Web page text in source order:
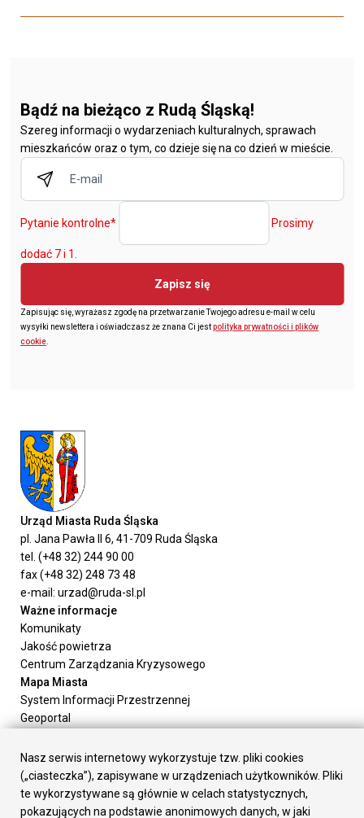
Bądź na bieżąco z Rudą Śląską!
Szereg informacji o wydarzeniach kulturalnych, sprawach
mieszkańców oraz o tym, co dzieje się na co dzień w mieście.
Pytanie kontrolne* Prosimy
dodać 7 i 1.
Zapisz się
Zapisując się, wyrażasz zgodę na przetwarzanie Twojego adresu e-mail w celu
wysyłki newslettera i oświadczasz że znana Ci jestpolityka prywatności i plików
cookie
Urząd Miasta Ruda Śląska
pl. Jana Pawła II 6, 41-709 Ruda Śląska
tel. (+48 32) 244 90 00
fax (+48 32) 248 73 48
e-mail: urzad@ruda-sl.pl
Ważne informacje
Komunikaty
Jakość powietrza
Centrum Zarządzania Kryzysowego
Mapa Miasta
System Informacji Przestrzennej
Geoportal
Załatw sprawę
Prezydent Miasta
Rada Miasta
Wydziały
Nasz serwis internetowy wykorzystuje tzw. pliki cookies
(„ciasteczka”), zapisywane w urządzeniach użytkowników. Pliki
te wykorzystywane są głównie w celach statystycznych,
pokazujących na podstawie anonimowych danych, w jaki